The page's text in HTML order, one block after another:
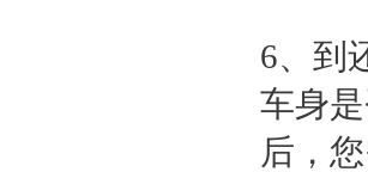
6、到
车身
后，